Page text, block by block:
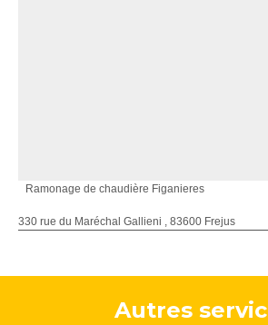
Ramonage de chaudière Figanieres
330 rue du Maréchal Gallieni , 83600 Frejus
Autres